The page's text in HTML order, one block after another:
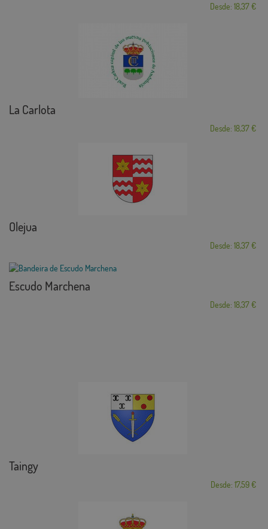
Desde: 18,37 €
La Carlota
Desde: 18,37 €
Olejua
Desde: 18,37 €
Escudo Marchena
Desde: 18,37 €
Taingy
Desde: 17,59 €